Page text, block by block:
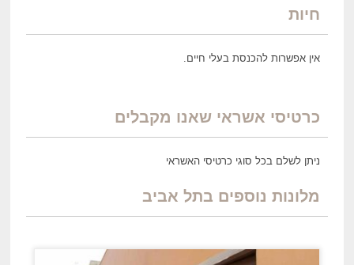
חיות
אין אפשרות להכנסת בעלי חיים.
כרטיסי אשראי שאנו מקבלים
ניתן לשלם בכל סוגי כרטיסי האשראי
מלונות נוספים בתל אביב